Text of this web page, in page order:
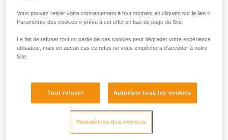
Email *
Rejoignez la communauté !
Vous pouvez retirer votre consentement à tout moment en cliquant sur le lien «
Paramètres des cookies » prévu à cet effet en bas de page du Site.
Le fait de refuser tout ou partie de ces cookies peut dégrader votre expérience
utilisateur, mais en aucun cas ce refus ne vous empêchera d’accéder à notre
Site.
Tout refuser Autoriser tous les cookies
Paramètres des cookies